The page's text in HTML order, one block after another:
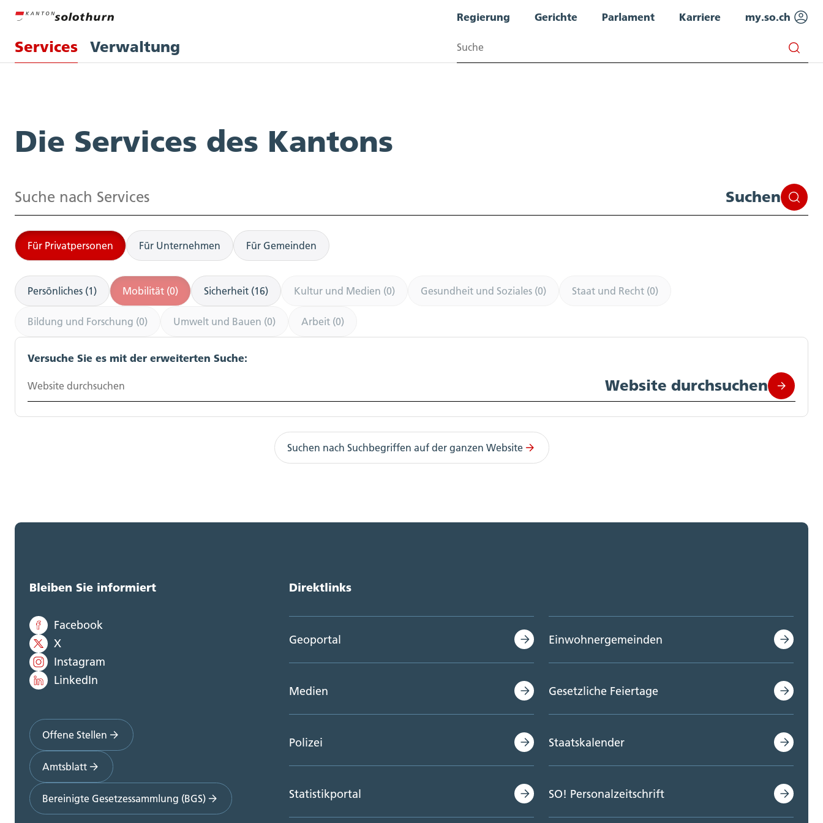
Services Verwaltung
Regierung Gerichte Parlament Karriere my.so.ch
Suchen
Die Services des Kantons
Suchen Suchen
Für Privatpersonen Für Unternehmen Für Gemeinden
Persönliches (1) Mobilität (0) Sicherheit (16) Kultur und Medien (0) Gesundheit und Soziales (0) Staat und Recht (0)
Bildung und Forschung (0) Umwelt und Bauen (0) Arbeit (0)
Versuche Sie es mit der erweiterten Suche:
Website durchsuchen Website durchsuchen
Suchen nach Suchbegriffen auf der ganzen Website
Bleiben Sie informiert
Facebook
X
Instagram
LinkedIn
Offene Stellen
Amtsblatt
Bereinigte Gesetzessammlung (BGS)
Direktlinks
Geoportal
Medien
Polizei
Statistikportal
Einwohnergemeinden
Gesetzliche Feiertage
Staatskalender
SO! Personalzeitschrift